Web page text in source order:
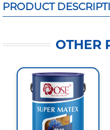
PRODUCT
OTHER